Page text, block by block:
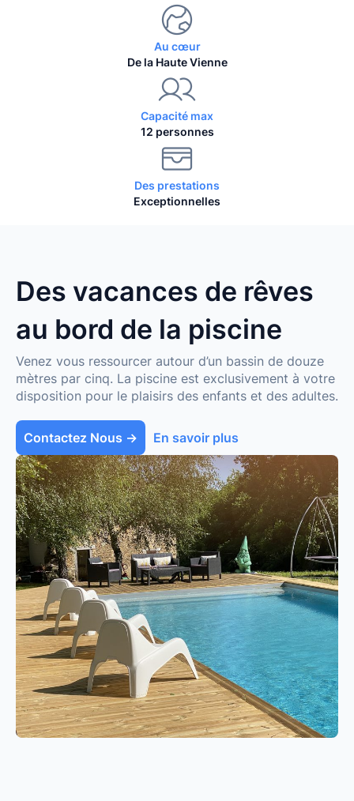
Au cœur
De la Haute Vienne
Capacité max
12 personnes
Des prestations
Exceptionnelles
Des vacances de rêves
au bord de la piscine
Venez vous ressourcer autour d’un bassin de douze
mètres par cinq. La piscine est exclusivement à votre
disposition pour le plaisirs des enfants et des adultes.
Contactez Nous → En savoir plus